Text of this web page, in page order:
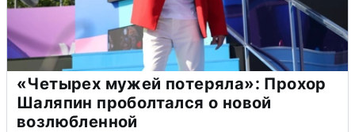
«Четырех мужей потеряла»: Прохор
Шаляпин проболтался о новой
возлюбленной